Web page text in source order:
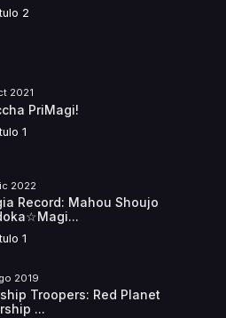
2
2021
PriMagi!
1
2022
Record: Mahou Shoujo
1
2019
Troopers: Red Planet
...